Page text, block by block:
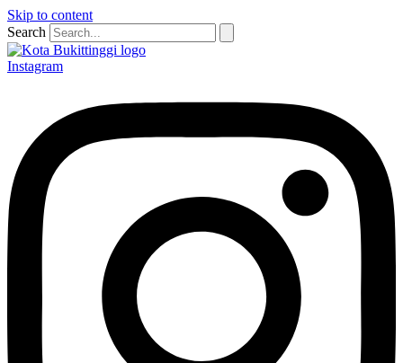
Skip to content
Search
Instagram